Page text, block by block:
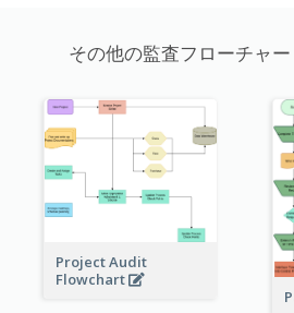
その他の監査フローチャ
Project Audit
Flowchart